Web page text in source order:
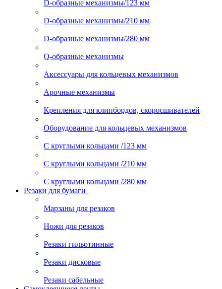
D-образные механизмы/123 мм
D-образные механизмы/210 мм
D-образные механизмы/280 мм
Q-образные механизмы
Аксессуары для кольцевых механизмов
Арочные механизмы
Крепления для клипбордов, скоросшивателей
Оборудование для кольцевых механизмов
С круглыми кольцами /123 мм
С круглыми кольцами /210 мм
С круглыми кольцами /280 мм
Резаки для бумаги
Марзаны для резаков
Ножи для резаков
Резаки гильотинные
Резаки дисковые
Резаки сабельные